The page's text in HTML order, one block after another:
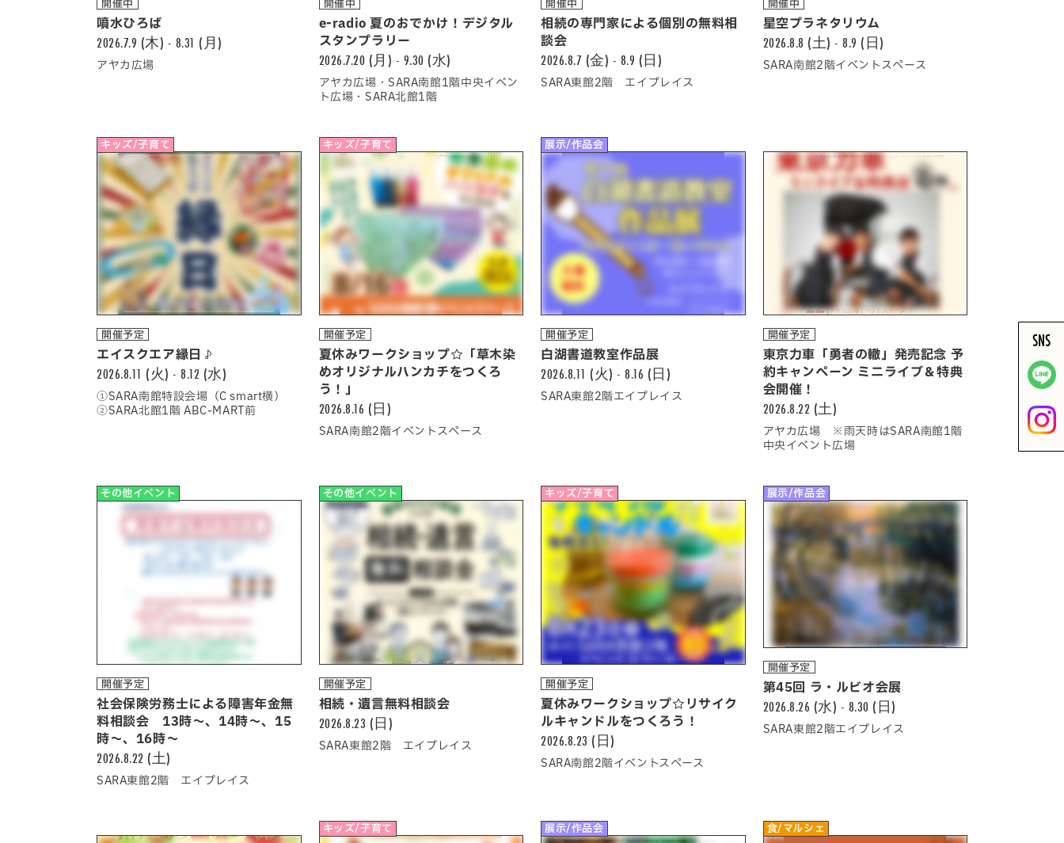
開催中
噴水ひろば
2026.7.9 (木) - 8.31 (月)
アヤカ広場
開催中
e-radio 夏のおでかけ！デジタル
スタンプラリー
2026.7.20 (月) - 9.30 (水)
アヤカ広場・SARA南館1階中央イベン
ト広場・SARA北館1階
開催中
相続の専門家による個別の無料相
談会
2026.8.7 (金) - 8.9 (日)
SARA東館2階 エイプレイス
開催中
星空プラネタリウム
2026.8.8 (土) - 8.9 (日)
SARA南館2階イベントスペース
キッズ/子育て
開催予定
エイスクエア縁日♪
2026.8.11 (火) - 8.12 (水)
①SARA南館特設会場（C smart横）
②SARA北館1階 ABC-MART前
キッズ/子育て
開催予定
夏休みワークショップ☆「草木染
めオリジナルハンカチをつくろ
う！」
2026.8.16 (日)
SARA南館2階イベントスペース
展示/作品会
開催予定
白湖書道教室作品展
2026.8.11 (火) - 8.16 (日)
SARA東館2階エイプレイス
開催予定
東京力車「勇者の轍」発売記念 予
約キャンペーン ミニライブ＆特典
会開催！
2026.8.22 (土)
アヤカ広場 ※雨天時はSARA南館1階
中央イベント広場
その他イベント
開催予定
社会保険労務士による障害年金無
料相談会 13時～、14時～、15
時～、16時～
2026.8.22 (土)
SARA東館2階 エイプレイス
その他イベント
開催予定
相続・遺言無料相談会
2026.8.23 (日)
SARA東館2階 エイプレイス
キッズ/子育て
開催予定
夏休みワークショップ☆リサイク
ルキャンドルをつくろう！
2026.8.23 (日)
SARA南館2階イベントスペース
展示/作品会
開催予定
第45回 ラ・ルビオ会展
2026.8.26 (水) - 8.30 (日)
SARA東館2階エイプレイス
キッズ/子育て 展示/作品会 食/マルシェ
SNS